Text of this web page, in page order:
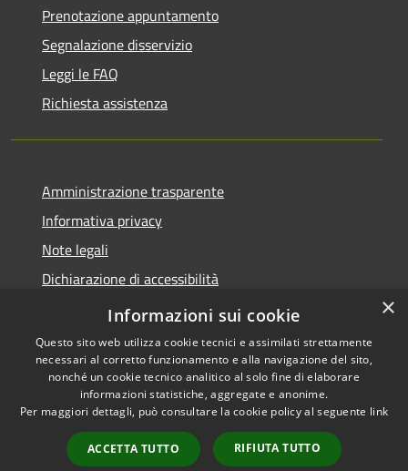
Prenotazione appuntamento
Segnalazione disservizio
Leggi le FAQ
Richiesta assistenza
Amministrazione trasparente
Informativa privacy
Note legali
Dichiarazione di accessibilità
Dichiarazione di accessibilità App Municipium
Accessibilità
Copyright © 2026 • Comune di
Falcade • Powered by
Municipium•
Accesso
redazione
×
Informazioni sui cookie
Questo sito web utilizza cookie tecnici e assimilati strettamente
necessari al corretto funzionamento e alla navigazione del sito,
nonché un cookie tecnico analitico al solo fine di elaborare
informazioni statistiche, aggregate e anonime.
Per maggiori dettagli, può consultare la cookie policy al seguente link
ACCETTA TUTTO RIFIUTA TUTTO